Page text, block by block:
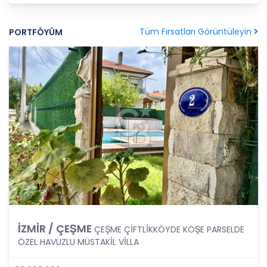
bilgisine sunmakla yükümlüdür. Kişisel veriler
dışında işlenmeyecektir..
4. İşlendikleri Amaçla Bağlantılı, Sınırlı ve Ölçülü
Olma
CB Gayrimenkul Franchising Pazarlama ve
Danışmanlık Hizmetleri A.Ş.; kişisel verileri
belirlenen amaçların gerçekleştirilmesine elverişli
bir biçimde işleyecek ve amacın
gerçekleştirilmesi ile ilgili olmayan veya ihtiyaç
duyulmayan kişisel verilerin işlenmesinden
kaçınacaktır.
5. İlgili Mevzuatta Öngörülen veya İşlendikleri
Etme
PORTFÖYÜM Tüm Fırsatları Görüntüleyin
İZMİR / ÇEŞME ÇEŞME ÇİFTLİKKÖYDE KÖŞE PARSELDE
ÖZEL HAVUZLU MÜSTAKİL VİLLA